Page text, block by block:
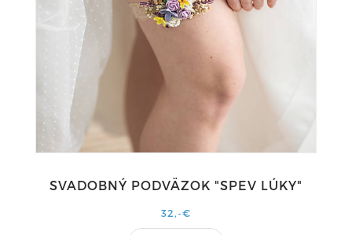
SVADOBNÝ PODVÄZOK "SPEV LÚKY"
32,-€